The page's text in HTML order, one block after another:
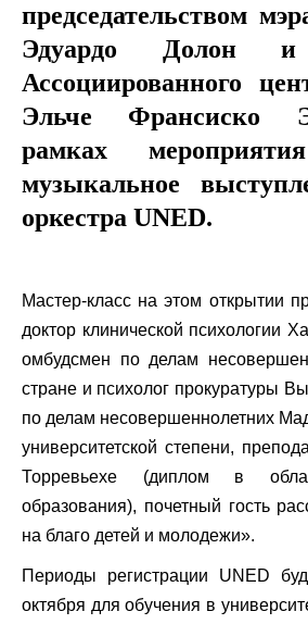
председательством
Эдуардо Долон и
Ассоциированного
Эльче Франсиско
рамках
музыкальное
оркестра UNED.
Мастер-класс на этом открытии
доктор клинической психологии
омбудсмен по делам
стране и психолог прокуратуры
по делам несовершеннолетних
университетской степени,
Торревьехе (диплом в
образования), почетный гость
на благо детей и молодежи».
Периоды регистрации UNED
октября для обучения в